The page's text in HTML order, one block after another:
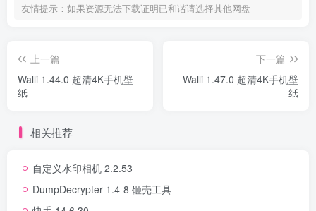
友情提示：如果资源无法下载证明已和谐请选择其他网盘
上一篇
Walli 1.44.0 超清4K手机壁
纸
下一篇
Walli 1.47.0 超清4K手机壁
纸
相关推荐
自定义水印相机 2.2.53
DumpDecrypter 1.4-8 砸壳工具